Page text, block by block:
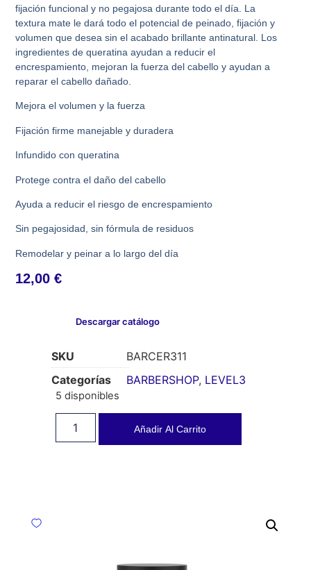
fijación funcional y no pegajosa durante todo el día. La
textura mate le dará todo el potencial de peinado, fijación y
volumen que desea sin el acabado brillante antinatural. Los
ingredientes de queratina ayudan a reducir el
encrespamiento, mejoran la fuerza del cabello y ayudan a
reparar el cabello dañado.
Mejora el volumen y la fuerza
Fijación firme manejable y duradera
Infundido con queratina
Protege contra el daño del cabello
Ayuda a reducir el riesgo de encrespamiento
Sin pegajosidad, sin fórmula de residuos
Remodelar y peinar a lo largo del día
12,00€
Descargar catálogo
SKU
BARCER311
Categorías
BARBERSHOP, LEVEL3
5 disponibles
Añadir Al Carrito